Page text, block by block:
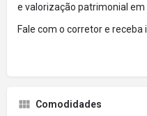
e valorização patrimonial em
Fale com o corretor e
Comodidades